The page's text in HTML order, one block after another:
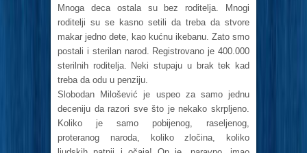
Mnoga deca ostala su bez roditelja. Mnogi
roditelji su se kasno setili da treba da stvore
makar jedno dete, kao kućnu ikebanu. Zato smo
postali i sterilan narod. Registrovano je 400.000
sterilnih roditelja. Neki stupaju u brak tek kad
treba da odu u penziju.
Slobodan Milošević je uspeo za samo jednu
deceniju da razori sve što je nekako skrpljeno.
Koliko je samo pobijenog, raseljenog,
proteranog naroda, koliko zločina, koliko